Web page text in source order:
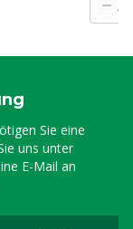
Sie eine
uns unter
E-Mail an